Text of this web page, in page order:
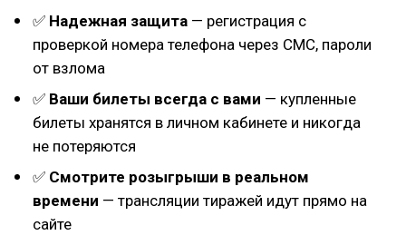
✅ Надежная защита — регистрация с
проверкой номера телефона через СМС, пароли
от взлома
✅ Ваши билеты всегда с вами — купленные
билеты хранятся в личном кабинете и никогда
не потеряются
✅ Смотрите розыгрыши в реальном
времени — трансляции тиражей идут прямо на
сайте